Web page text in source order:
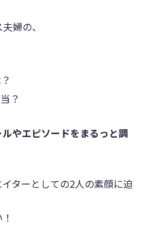
婦の、
？
やエピソードをまるっと調
ターとしての2人の素顔に迫